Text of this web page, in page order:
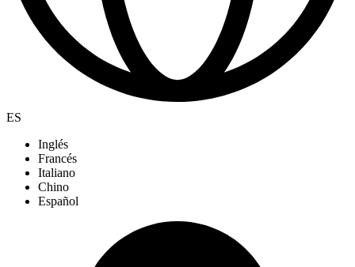
ES
Inglés
Francés
Italiano
Chino
Español